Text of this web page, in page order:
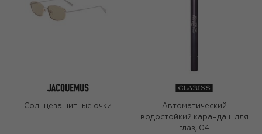
Солнцезащитные очки
Автоматический
водостойкий карандаш для
глаз, 04